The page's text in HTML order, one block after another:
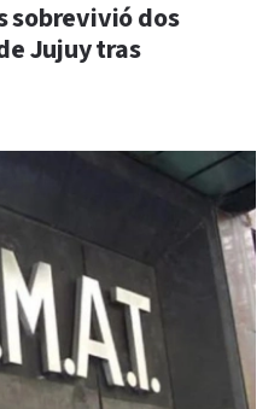
sobrevivió dos
Jujuy tras